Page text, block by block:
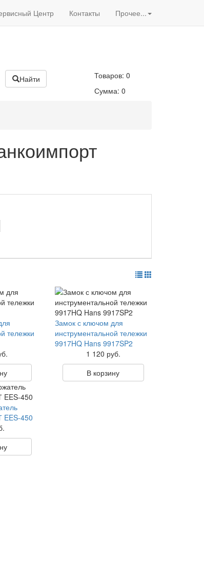
Центр Контакты Прочее...
Акции нашего магазина
Найти Товаров:0
Сумма:0
тележки
Замок с ключом для
инструментальной тележки
9917HQ Hans 9917SP2
1 120 руб.
В корзину
450